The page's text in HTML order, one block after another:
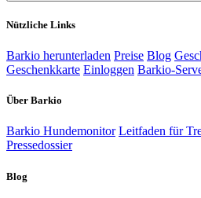
Nützliche Links
Barkio herunterladen Preise Blog
Geschenkkarte Einloggen Barkio-
Über Barkio
Barkio Hundemonitor Leitfaden für
Pressedossier
Blog